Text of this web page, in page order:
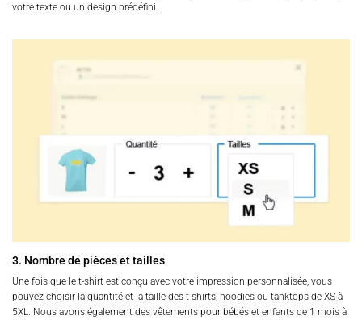
votre texte ou un design prédéfini.
3. Nombre de pièces et tailles
Une fois que le t-shirt est conçu avec votre impression personnalisée, vous
pouvez choisir la quantité et la taille des t-shirts, hoodies ou tanktops de XS à
5XL. Nous avons également des vêtements pour bébés et enfants de 1 mois à